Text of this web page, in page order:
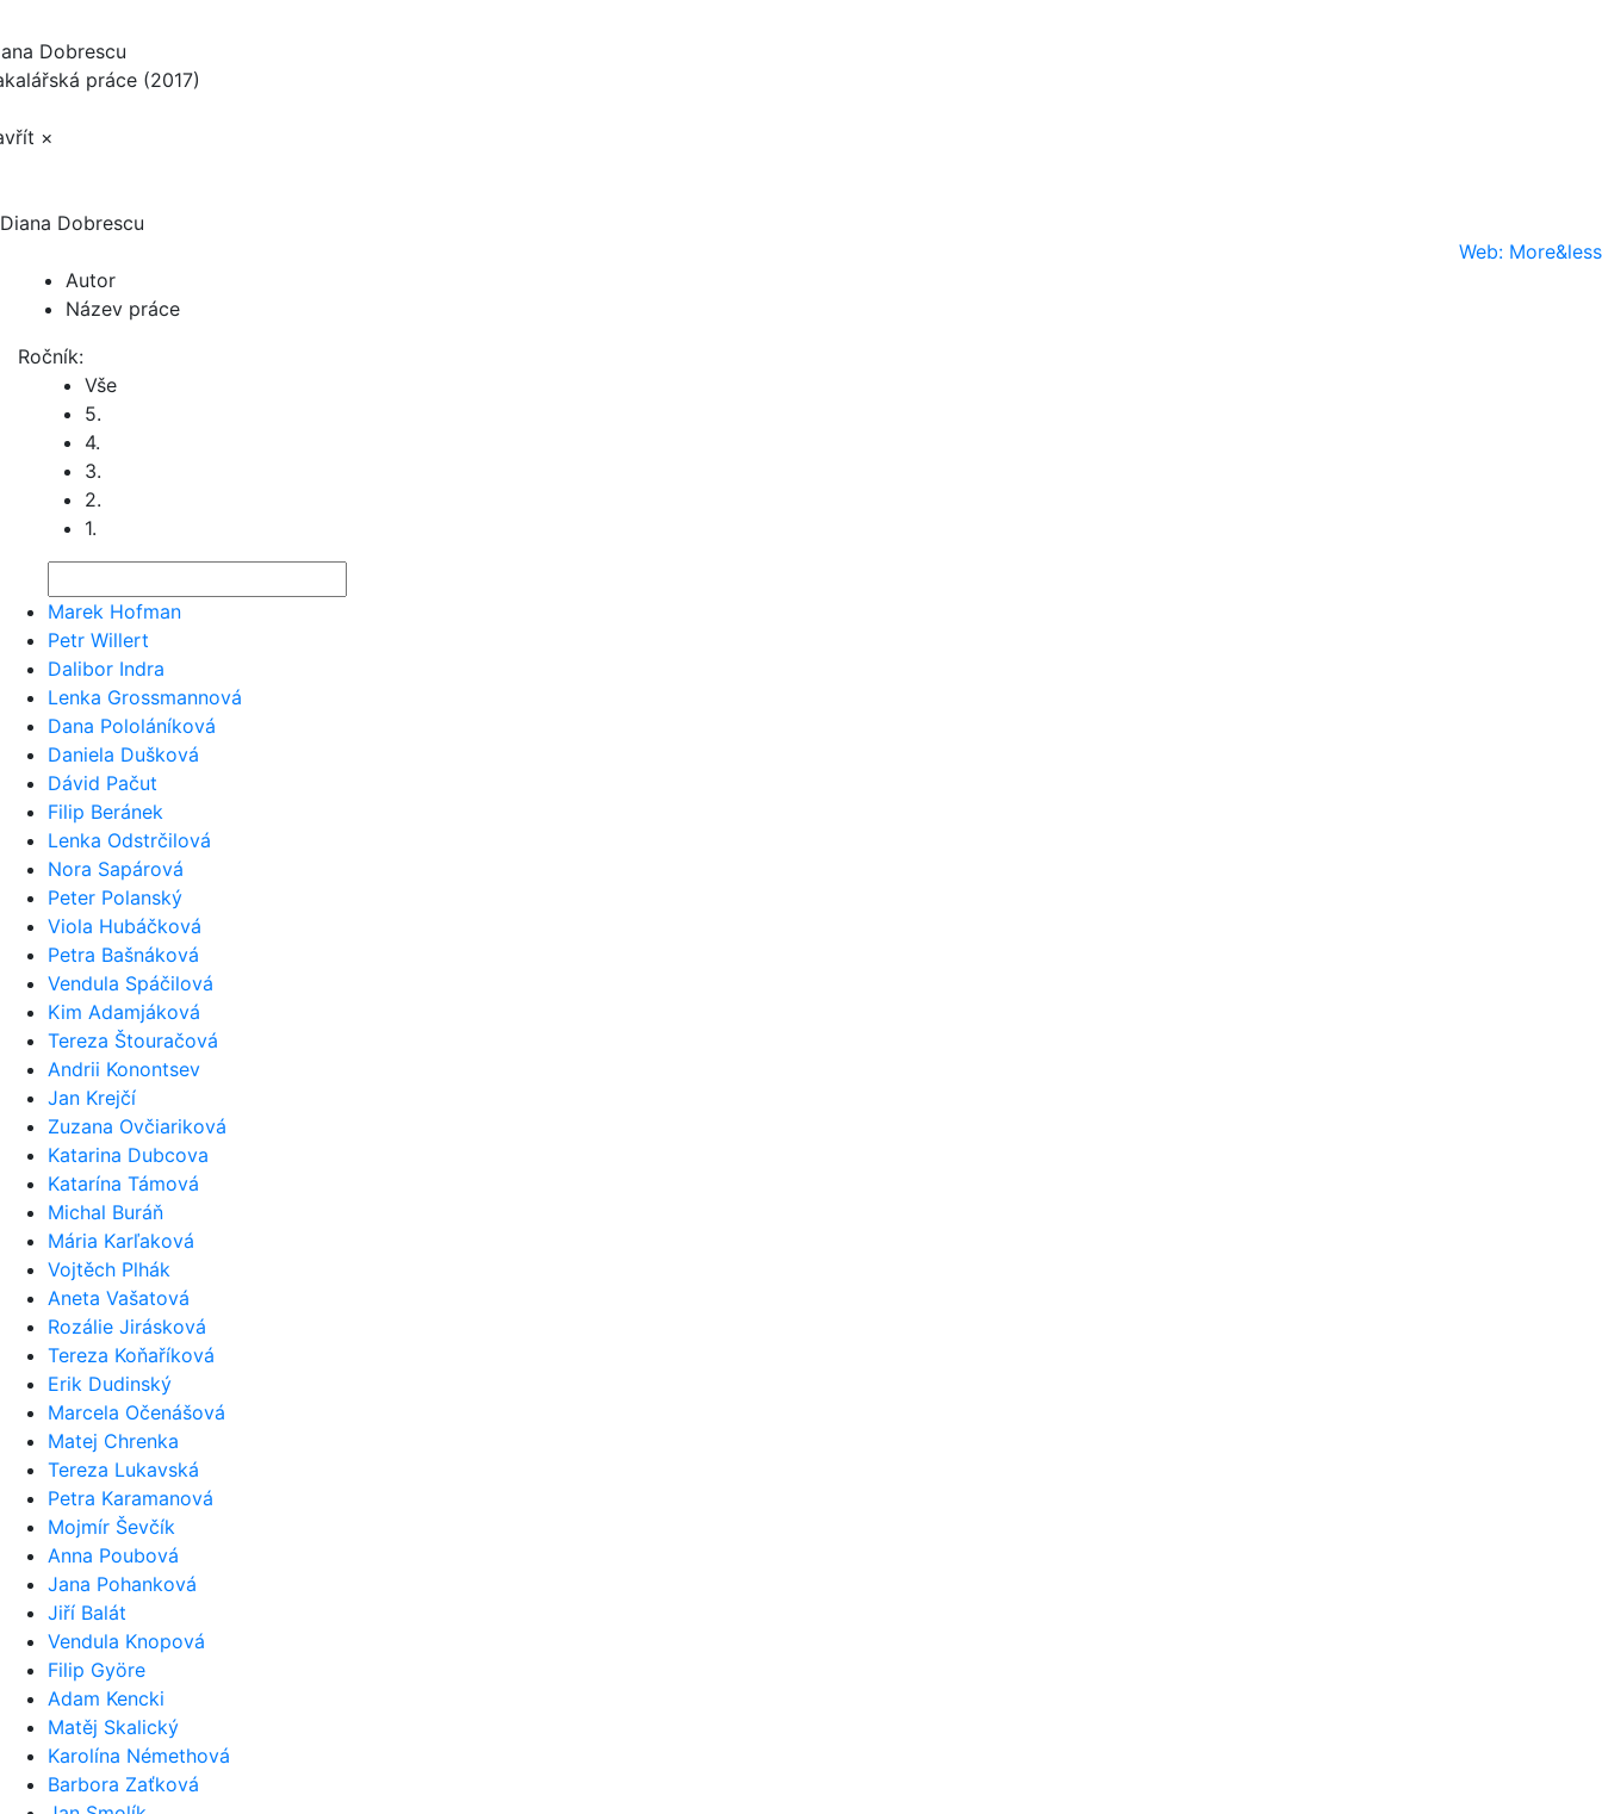
Dobrescu
práce (2017)
×
Diana Dobrescu
Web: More&less
Autor
Název práce
Ročník:
Vše
5.
4.
3.
2.
1.
Marek Hofman
Petr Willert
Dalibor Indra
Lenka Grossmannová
Dana Pololáníková
Daniela Dušková
Dávid Pačut
Filip Beránek
Lenka Odstrčilová
Nora Sapárová
Peter Polanský
Viola Hubáčková
Petra Bašnáková
Vendula Spáčilová
Kim Adamjáková
Tereza Štouračová
Andrii Konontsev
Jan Krejčí
Zuzana Ovčiariková
Katarina Dubcova
Katarína Támová
Michal Buráň
Mária Karľaková
Vojtěch Plhák
Aneta Vašatová
Rozálie Jirásková
Tereza Koňaříková
Erik Dudinský
Marcela Očenášová
Matej Chrenka
Tereza Lukavská
Petra Karamanová
Mojmír Ševčík
Anna Poubová
Jana Pohanková
Jiří Balát
Vendula Knopová
Filip Györe
Adam Kencki
Matěj Skalický
Karolína Némethová
Barbora Zaťková